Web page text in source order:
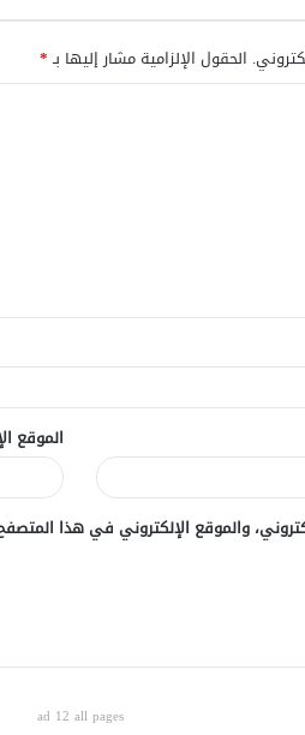
الحقول الإلزامية مشار إليها بـ*
الموقع
والموقع الإلكتروني في هذا
ad 12 all pages